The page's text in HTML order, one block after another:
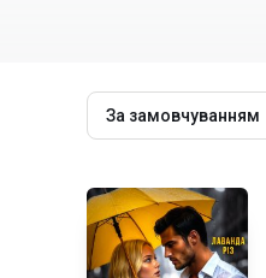
За замовчуванням